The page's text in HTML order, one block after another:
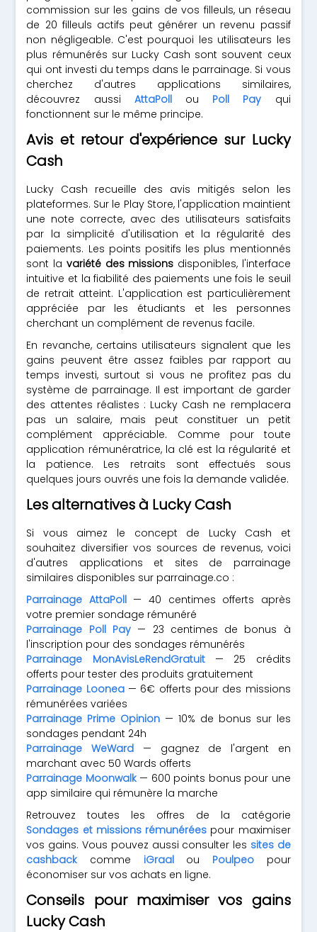
commission sur les gains de vos filleuls, un réseau
de 20 filleuls actifs peut générer un revenu passif
non négligeable. C'est pourquoi les utilisateurs les
plus rémunérés sur Lucky Cash sont souvent ceux
qui ont investi du temps dans le parrainage. Si vous
cherchez d'autres applications similaires,
découvrez aussi AttaPollou Poll Pay qui
fonctionnent sur le même principe.
Avis et retour d'expérience sur Lucky
Cash
Lucky Cash recueille des avis mitigés selon les
plateformes. Sur le Play Store, l'application maintient
une note correcte, avec des utilisateurs satisfaits
par la simplicité d'utilisation et la régularité des
paiements. Les points positifs les plus mentionnés
sont la variété des missions disponibles, l'interface
intuitive et la fiabilité des paiements une fois le seuil
de retrait atteint. L'application est particulièrement
appréciée par les étudiants et les personnes
cherchant un complément de revenus facile.
En revanche, certains utilisateurs signalent que les
gains peuvent être assez faibles par rapport au
temps investi, surtout si vous ne profitez pas du
système de parrainage. Il est important de garder
des attentes réalistes : Lucky Cash ne remplacera
pas un salaire, mais peut constituer un petit
complément appréciable. Comme pour toute
application rémunératrice, la clé est la régularité et
la patience. Les retraits sont effectués sous
quelques jours ouvrés une fois la demande validée.
Les alternatives à Lucky Cash
Si vous aimez le concept de Lucky Cash et
souhaitez diversifier vos sources de revenus, voici
d'autres applications et sites de parrainage
similaires disponibles sur parrainage.co :
Parrainage AttaPoll— 40 centimes offerts après
votre premier sondage rémunéré
Parrainage Poll Pay— 23 centimes de bonus à
l'inscription pour des sondages rémunérés
Parrainage MonAvisLeRendGratuit— 25 crédits
offerts pour tester des produits gratuitement
Parrainage Loonea— 6€ offerts pour des missions
rémunérées variées
Parrainage Prime Opinion — 10% de bonus sur les
sondages pendant 24h
Parrainage WeWard — gagnez de l'argent en
marchant avec 50 Wards offerts
Parrainage Moonwalk— 600 points bonus pour une
app similaire qui rémunère la marche
Retrouvez toutes les offres de la catégorie
Sondages et missions rémunérées pour maximiser
vos gains. Vous pouvez aussi consulter les sites de
cashback comme iGraalou Poulpeopour
économiser sur vos achats en ligne.
Conseils pour maximiser vos gains
Lucky Cash